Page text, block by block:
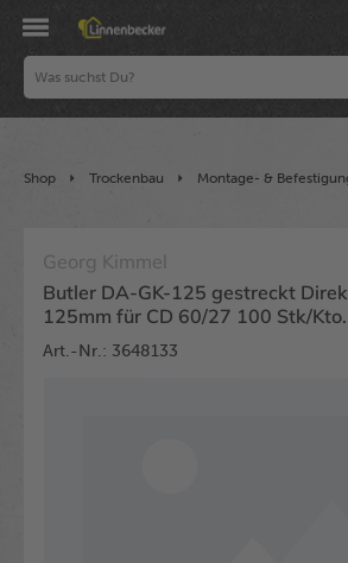
Shop Trockenbau Montage- &
Georg Kimmel
Butler DA-GK-125 gestreckt
125mm für CD 60/27 100 Stk/Kto.
Art.-Nr.: 3648133